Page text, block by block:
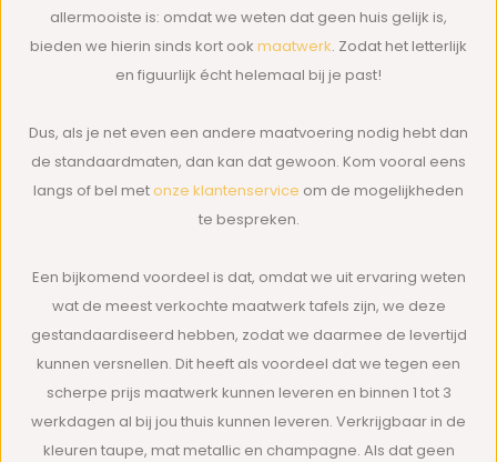
allermooiste is: omdat we weten dat geen huis gelijk is,
bieden we hierin sinds kort ook maatwerk. Zodat het letterlijk
en figuurlijk écht helemaal bij je past!
Dus, als je net even een andere maatvoering nodig hebt dan
de standaardmaten, dan kan dat gewoon. Kom vooral eens
langs of bel metonze klantenservice om de mogelijkheden
te bespreken.
Een bijkomend voordeel is dat, omdat we uit ervaring weten
wat de meest verkochte maatwerk tafels zijn, we deze
gestandaardiseerd hebben, zodat we daarmee de levertijd
kunnen versnellen. Dit heeft als voordeel dat we tegen een
scherpe prijs maatwerk kunnen leveren en binnen 1 tot 3
werkdagen al bij jou thuis kunnen leveren. Verkrijgbaar in de
kleuren taupe, mat metallic en champagne. Als dat geen